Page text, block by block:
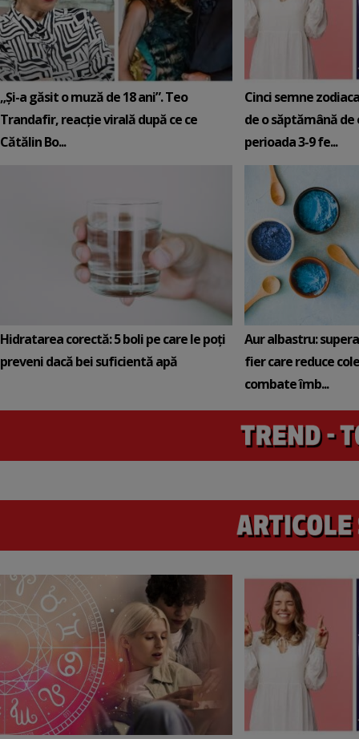
„Și-a găsit o muză de 18 ani”. Teo
Trandafir, reacție virală după ce ce
Cătălin Bo...
Cinci semne
de o săptămână de
perioada 3-9 fe...
Hidratarea corectă: 5 boli pe care le poți
preveni dacă bei suficientă apă
Aur albastru:
fier care reduce
combate îmb...